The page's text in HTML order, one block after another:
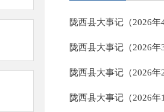
陇西县大事记（2026年4
陇西县大事记（2026年3
陇西县大事记（2026年2
陇西县大事记（2026年1